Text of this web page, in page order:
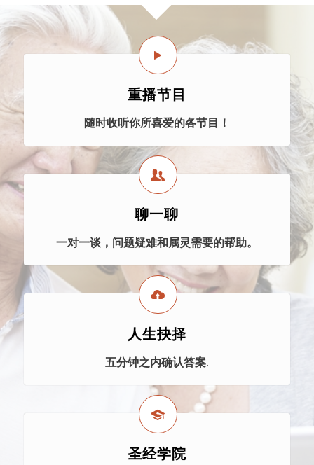
重播节目
随时收听你所喜爱的各节目！
聊一聊
一对一谈，问题疑难和属灵需要的帮助。
人生抉择
五分钟之内确认答案.
圣经学院